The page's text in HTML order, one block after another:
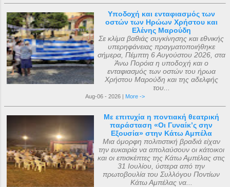
Υποδοχή και ενταφιασμός των
οστών των Ηρώων Χρήστου και
Ελένης Μαρούδη
Σε κλίμα βαθιάς συγκίνησης και εθνικής
υπερηφάνειας πραγματοποιήθηκε
σήμερα, Πέμπτη 6 Αυγούστου 2026, στα
Άνω Πορόια η υποδοχή και ο
ενταφιασμός των οστών του ήρωα
Χρήστου Μαρούδη και της αδελφής
του...
Aug-06 - 2026 | More ->
Με επιτυχία η ποντιακή θεατρική
παράσταση «Οι Γυναίκ’ς σην
Εξουσία» στην Κάτω Αμπέλα
Μια όμορφη πολιτιστική βραδιά είχαν
την ευκαιρία να απολαύσουν οι κάτοικοι
και οι επισκέπτες της Κάτω Αμπέλας στις
31 Ιουλίου, ύστερα από την
πρωτοβουλία του Συλλόγου Ποντίων
Κάτω Αμπέλας να...